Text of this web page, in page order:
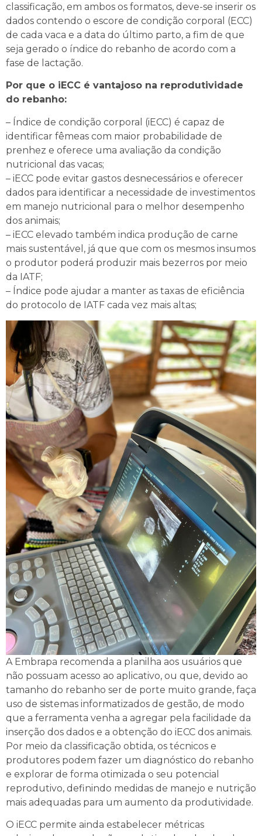
classificação, em ambos os formatos, deve-se inserir os
dados contendo o escore de condição corporal (ECC)
de cada vaca e a data do último parto, a fim de que
seja gerado o índice do rebanho de acordo com a
fase de lactação.
Por que o iECC é vantajoso na reprodutividade
do rebanho:
– Índice de condição corporal (iECC) é capaz de
identificar fêmeas com maior probabilidade de
prenhez e oferece uma avaliação da condição
nutricional das vacas;
– iECC pode evitar gastos desnecessários e oferecer
dados para identificar a necessidade de investimentos
em manejo nutricional para o melhor desempenho
dos animais;
– iECC elevado também indica produção de carne
mais sustentável, já que que com os mesmos insumos
o produtor poderá produzir mais bezerros por meio
da IATF;
– Índice pode ajudar a manter as taxas de eficiência
do protocolo de IATF cada vez mais altas;
A Embrapa recomenda a planilha aos usuários que
não possuam acesso ao aplicativo, ou que, devido ao
tamanho do rebanho ser de porte muito grande, faça
uso de sistemas informatizados de gestão, de modo
que a ferramenta venha a agregar pela facilidade da
inserção dos dados e a obtenção do iECC dos animais.
Por meio da classificação obtida, os técnicos e
produtores podem fazer um diagnóstico do rebanho
e explorar de forma otimizada o seu potencial
reprodutivo, definindo medidas de manejo e nutrição
mais adequadas para um aumento da produtividade.
O iECC permite ainda estabelecer métricas